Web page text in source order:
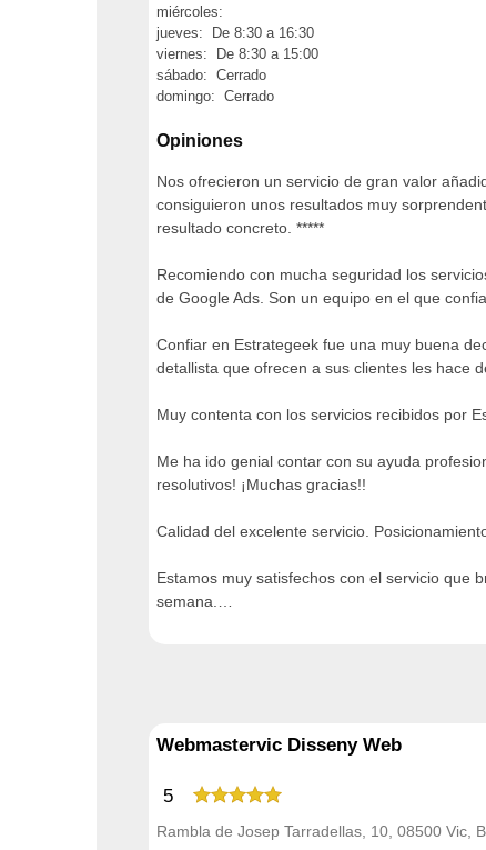
miércoles:
jueves: De 8:30 a 16:30
viernes: De 8:30 a 15:00
sábado: Cerrado
domingo: Cerrado
Opiniones
Nos ofrecieron un servicio de gran valor
consiguieron unos resultados muy
resultado concreto. *****
Recomiendo con mucha seguridad los
de Google Ads. Son un equipo en el que
Confiar en Estrategeek fue una muy buena
detallista que ofrecen a sus clientes les hace
Muy contenta con los servicios recibidos por
Me ha ido genial contar con su ayuda
resolutivos! ¡Muchas gracias!!
Calidad del excelente servicio.
Estamos muy satisfechos con el servicio que
semana.…
Webmastervic Disseny Web
5
Rambla de Josep Tarradellas, 10, 08500 Vic,